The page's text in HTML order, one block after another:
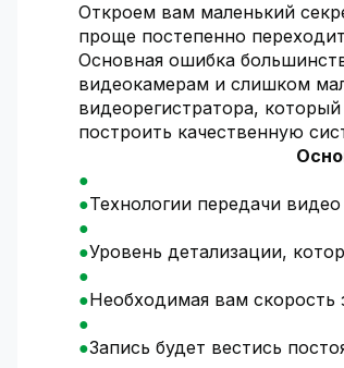
Откроем вам маленький
проще постепенно
Основная ошибка
видеокамерам и слишком
видеорегистратора,
построить качественную
Технологии передачи
Уровень детализации,
Необходимая вам скорость
Запись будет вестись